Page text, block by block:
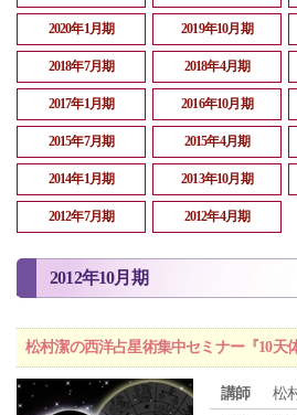
2020年1月期 2019年10月期
2018年7月期 2018年4月期
2017年1月期 2016年10月期
2015年7月期 2015年4月期
2014年1月期 2013年10月期
2012年7月期 2012年4月期
2012年10月期
松村潔の西洋占星術集中セミナー『10天
講師
松